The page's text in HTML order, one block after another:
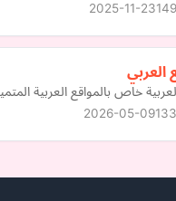
2025-11-23
العربي
خاص بالمواقع العربية
2026-05-09